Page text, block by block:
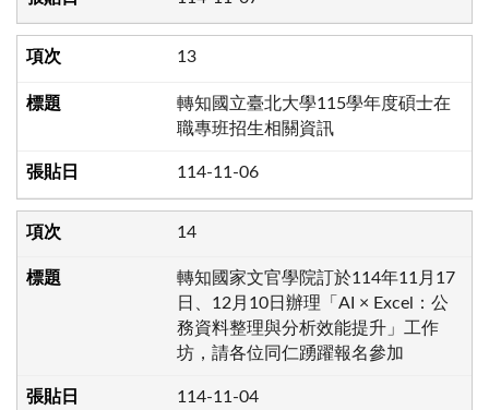
13
轉知國立臺北大學115學年度碩士在
職專班招生相關資訊
114-11-06
14
轉知國家文官學院訂於114年11月17
日、12月10日辦理「AI × Excel：公
務資料整理與分析效能提升」工作
坊，請各位同仁踴躍報名參加
114-11-04